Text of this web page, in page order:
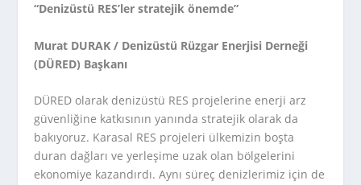
“Denizüstü RES’ler stratejik önemde”
Murat DURAK / Denizüstü Rüzgar Enerjisi Derneği
(DÜRED) Başkanı
DÜRED olarak denizüstü RES projelerine enerji arz
güvenliğine katkısının yanında stratejik olarak da
bakıyoruz. Karasal RES projeleri ülkemizin boşta
duran dağları ve yerleşime uzak olan bölgelerini
ekonomiye kazandırdı. Aynı süreç denizlerimiz için de